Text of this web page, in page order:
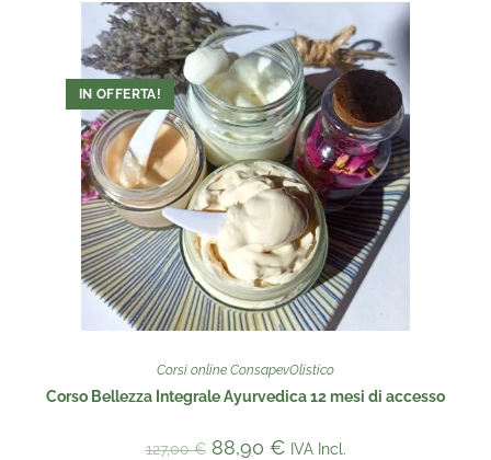
IN OFFERTA!
Corsi online ConsapevOlistico
Corso Bellezza Integrale Ayurvedica 12 mesi di accesso
127,00€ 88,90 € IVA Incl.